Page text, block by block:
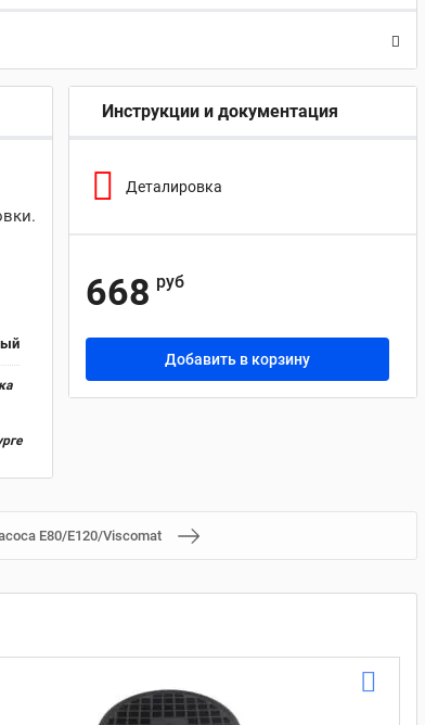
Инструкции и документация
Деталировка
668 руб
Добавить в корзину
Е80/Е120/Viscomat